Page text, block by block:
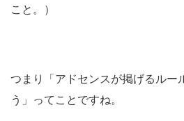
こと。）
つまり「アドセンスが掲げるルー
う」ってことですね。